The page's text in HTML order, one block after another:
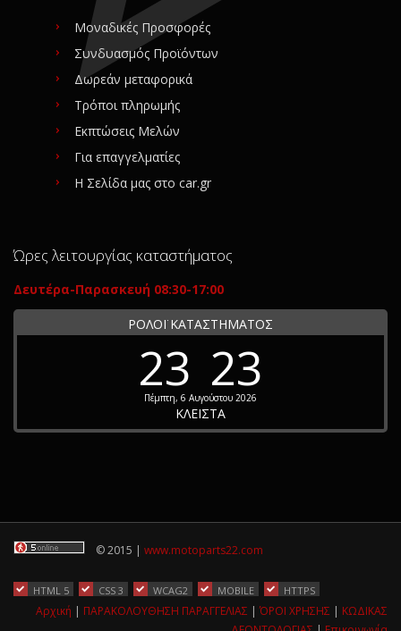
Μοναδικές Προσφορές
Συνδυασμός Προϊόντων
Δωρεάν μεταφορικά
Τρόποι πληρωμής
Εκπτώσεις Μελών
Για επαγγελματίες
Η Σελίδα μας στο car.gr
Ώρες λειτουργίας καταστήματος
Δευτέρα-Παρασκευή 08:30-17:00
ΡΟΛΟΪ ΚΑΤΑΣΤΗΜΑΤΟΣ
23 23
Πέμπτη, 6 Αυγούστου 2026
ΚΛΕΙΣΤΑ
© 2015 | www.motoparts22.com
HTML 5 CSS 3 WCAG2 MOBILE HTTPS
Αρχική | ΠΑΡΑΚΟΛΟΥΘΗΣΗ ΠΑΡΑΓΓΕΛΙΑΣ |ΌΡΟΙ ΧΡΗΣΗΣ | ΚΩΔΙΚΑΣ